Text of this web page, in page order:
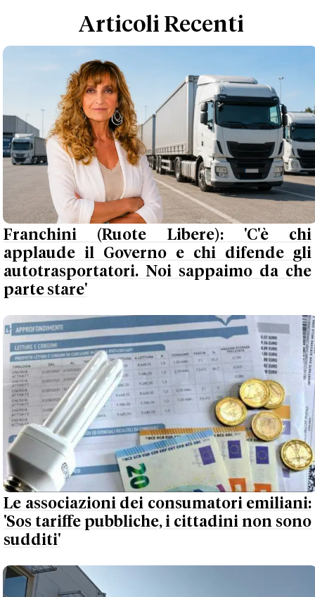
Articoli Recenti
Franchini (Ruote Libere): 'C'è chi
applaude il Governo e chi difende gli
autotrasportatori. Noi sappaimo da che
parte stare'
Le associazioni dei consumatori emiliani:
'Sos tariffe pubbliche, i cittadini non sono
sudditi'